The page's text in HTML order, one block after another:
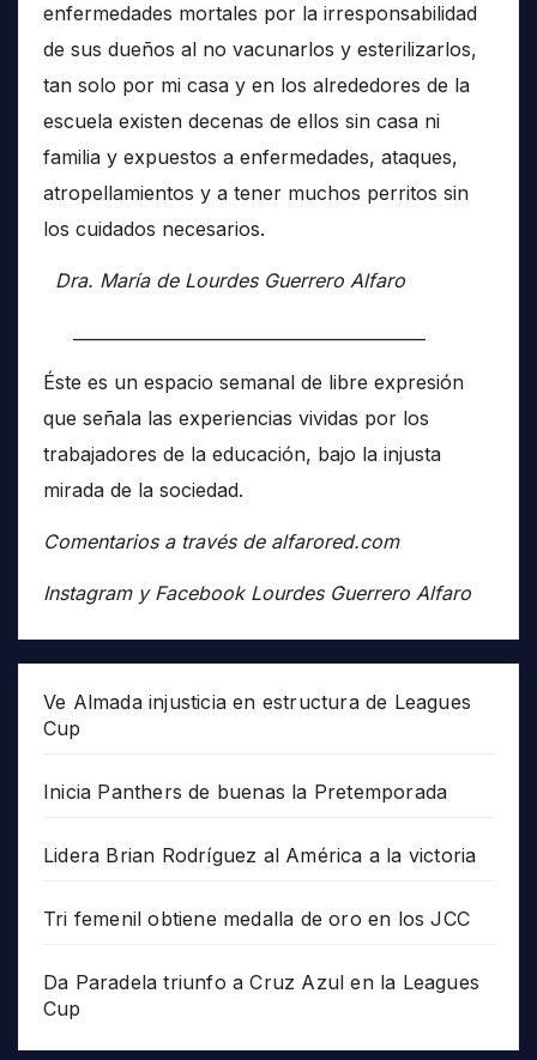
enfermedades mortales por la irresponsabilidad
de sus dueños al no vacunarlos y esterilizarlos,
tan solo por mi casa y en los alrededores de la
escuela existen decenas de ellos sin casa ni
familia y expuestos a enfermedades, ataques,
atropellamientos y a tener muchos perritos sin
los cuidados necesarios.
Dra. María de Lourdes Guerrero Alfaro
Éste es un espacio semanal de libre expresión
que señala las experiencias vividas por los
trabajadores de la educación, bajo la injusta
mirada de la sociedad.
Comentarios a través de alfarored.com
Instagram y Facebook Lourdes Guerrero Alfaro
Ve Almada injusticia en estructura de Leagues
Cup
Inicia Panthers de buenas la Pretemporada
Lidera Brian Rodríguez al América a la victoria
Tri femenil obtiene medalla de oro en los JCC
Da Paradela triunfo a Cruz Azul en la Leagues
Cup